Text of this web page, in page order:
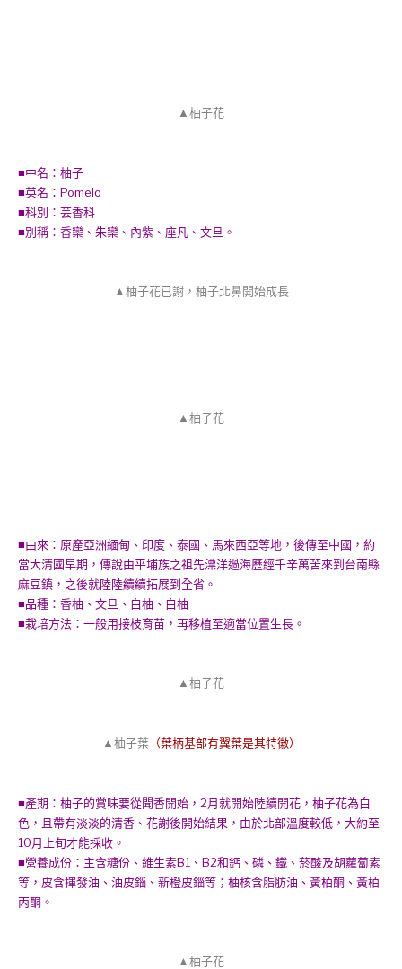
▲柚子花
■中名：柚子
■英名：Pomelo
■科別：芸香科
■別稱：香欒、朱欒、內紫、座凡、文旦。
▲柚子花已謝，柚子北鼻開始成長
▲柚子花
■由來：原產亞洲緬甸、印度、泰國、馬來西亞等地，後傳至中國，約
當大清國早期，傳說由平埔族之祖先漂洋過海歷經千辛萬苦來到台南縣
麻豆鎮，之後就陸陸續續拓展到全省。
■品種：香柚、文旦、白柚、白柚
■栽培方法：一般用接枝育苗，再移植至適當位置生長。
▲柚子花
▲柚子葉（葉柄基部有翼葉是其特徽）
■產期：柚子的賞味要從聞香開始，2月就開始陸續開花，柚子花為白
色，且帶有淡淡的清香、花謝後開始結果，由於北部溫度較低，大約至
10月上旬才能採收。
■營養成份：主含糖份、維生素B1、B2和鈣、磷、鐵、菸酸及胡蘿蔔素
等，皮含揮發油、油皮錙、新橙皮錙等；柚核含脂肪油、黃柏酮、黃柏
丙酮。
▲柚子花